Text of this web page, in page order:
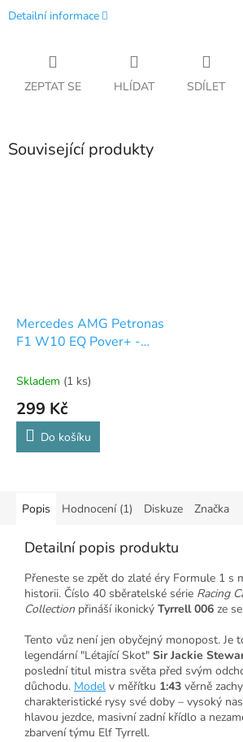
Detailní informace
ZEPTAT SE HLÍDAT SDÍLET
Související produkty
Mercedes AMG Petronas
F1 W10 EQ Pover+ -
Skladem (1 ks)
299 Kč
Do košíku
Popis Hodnocení (1) Diskuze Značka
Detailní popis produktu
Přeneste se zpět do zlaté éry Formule 1 s
historii. Číslo 40 sběratelské série Racing
Collection přináší ikonický Tyrrell 006 ze
Tento vůz není jen obyčejný monopost. Je
legendární "Létající Skot" Sir Jackie
poslední titul mistra světa před svým
důchodu. Model v měřítku 1:43 věrně
charakteristické rysy své doby – vysoký
hlavou jezdce, masivní zadní křídlo a
zbarvení týmu Elf Tyrrell.